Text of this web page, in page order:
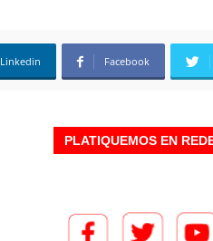
Linkedin Facebook
PLATIQUEMOS EN